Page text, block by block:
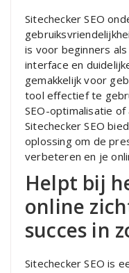
Sitechecker SEO
is voor beginners
interface en
gemakkelijk voor
tool effectief te
SEO-optimalisatie
Sitechecker SEO
oplossing om de
verbeteren en je
Helpt bij
online
succes in
Sitechecker SEO is